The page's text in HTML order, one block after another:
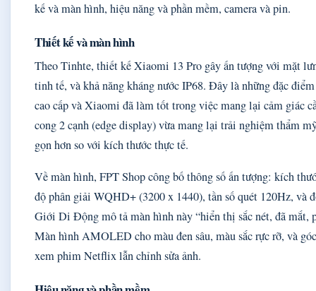
kế và màn hình, hiệu năng và phần mềm, camera và pin.
Thiết kế và màn hình
Theo Tinhte, thiết kế Xiaomi 13 Pro gây ấn tượng với mặt
tinh tế, và khả năng kháng nước IP68. Đây là những đặc
cao cấp và Xiaomi đã làm tốt trong việc mang lại cảm giác
cong 2 cạnh (edge display) vừa mang lại trải nghiệm thẩm
gọn hơn so với kích thước thực tế.
Về màn hình, FPT Shop công bố thông số ấn tượng: kích
độ phân giải WQHD+ (3200 x 1440), tần số quét 120Hz, và
Giới Di Động mô tả màn hình này “hiển thị sắc nét, đã mắt,
Màn hình AMOLED cho màu đen sâu, màu sắc rực rỡ, và
xem phim Netflix lẫn chỉnh sửa ảnh.